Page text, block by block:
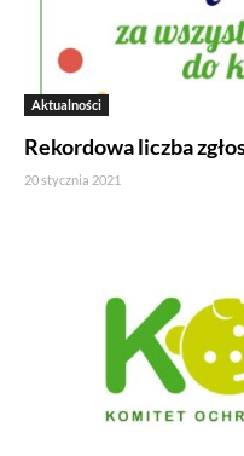
Aktualności
Rekordowa liczba
20 stycznia 2021